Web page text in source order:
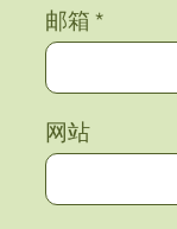
邮箱*
网站